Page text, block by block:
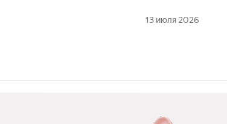
Квартира находится в
13 июля 2026